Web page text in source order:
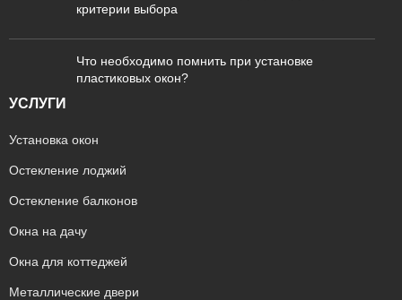
критерии выбора
Что необходимо помнить при установке
пластиковых окон?
УСЛУГИ
Установка окон
Остекление лоджий
Остекление балконов
Окна на дачу
Окна для коттеджей
Металлические двери